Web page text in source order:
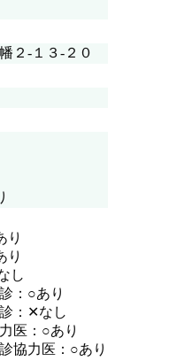
２-１３-２０
り
り
し
：○あり
：✕なし
医：○あり
協力医：○あり